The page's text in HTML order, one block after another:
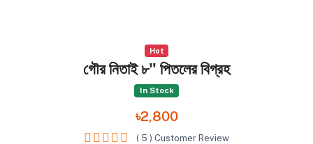
Hot
গৌর নিতাই ৮" পিতলের বিগ্রহ
In Stock
৳2,800
( 5 ) Customer Review